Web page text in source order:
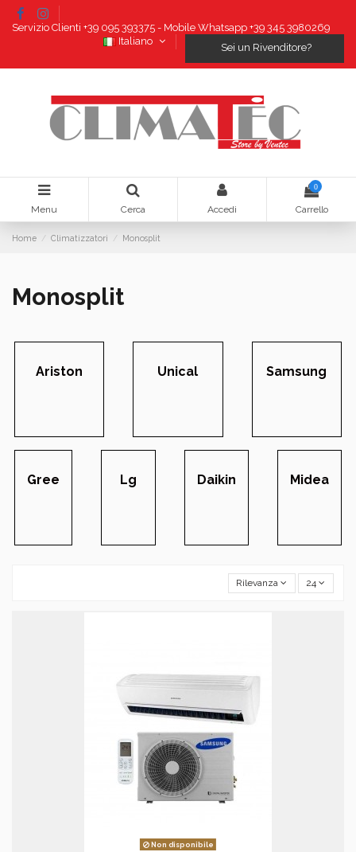
Servizio Clienti +39 095 393375 - Mobile Whatsapp +39 345 3980269
Italiano
Sei un Rivenditore?
Menu Cerca Accedi
0
Carrello
Home Climatizzatori Monosplit
Monosplit
Ariston Unical Samsung
Gree Lg Daikin Midea
Rilevanza 24
Non disponibile